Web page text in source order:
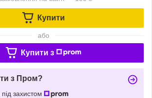
Купити
або
Купити з
з Пром?
захистом